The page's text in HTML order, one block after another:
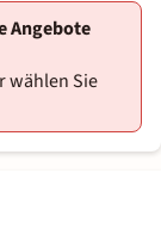
Angebote
wählen Sie